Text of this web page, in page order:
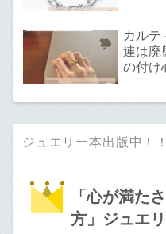
カルテ
連は廃
の付け
ジュエリー本出版中！！
「心が満た
方」ジュエ